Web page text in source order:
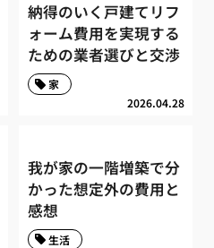
納得のいく戸建てリフ
ォーム費用を実現する
ための業者選びと交渉
2026.04.28
家
我が家の一階増築で分
かった想定外の費用と
感想
生活